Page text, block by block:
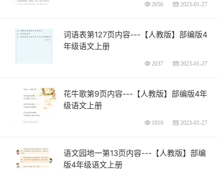
2056 2023-01-27
词语表第127页内容---【人教版】部编版4
年级语文上册
2037 2023-01-27
花牛歌第9页内容---【人教版】部编版4年
级语文上册
1919 2023-01-27
语文园地一第13页内容---【人教版】部编
版4年级语文上册